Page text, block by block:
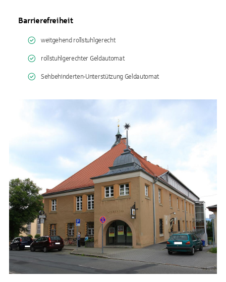
Barrierefreiheit
weitgehend rollstuhlgerecht
rollstuhlgerechter Geldautomat
Sehbehinderten-Unterstützung Geldautomat